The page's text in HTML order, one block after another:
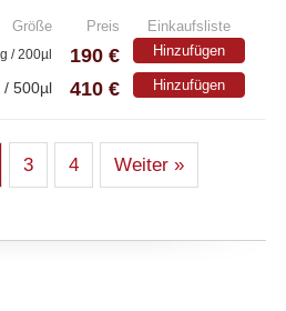
Größe Preis Einkaufsliste
/ 200µl 190 € Hinzufügen
/ 500µl 410 € Hinzufügen
3 4 Weiter »